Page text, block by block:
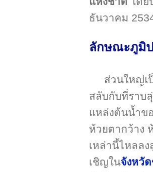
ธันวาคม
ลักษณะภูมิป
ส่วนใหญ่เ
สลับกับที่ราบลุ่
แหล่งต้นน้ำข
ห้วยตากว้าง
เหล่านี้ไหลล
เชิญในจังหวั